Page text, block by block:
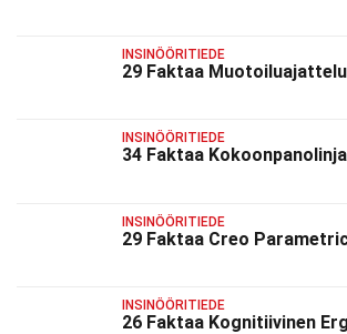
INSINÖÖRITIEDE
29 Faktaa Muotoiluajattelu
INSINÖÖRITIEDE
34 Faktaa Kokoonpanolinja
INSINÖÖRITIEDE
29 Faktaa Creo
INSINÖÖRITIEDE
26 Faktaa Kognitiivinen